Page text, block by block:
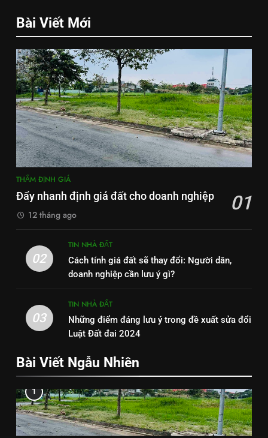
Bài Viết Mới
THẨM ĐỊNH GIÁ
Đẩy nhanh định giá đất cho doanh nghiệp 01
12 tháng ago
02
TIN NHÀ ĐẤT
Cách tính giá đất sẽ thay đổi: Người dân,
doanh nghiệp cần lưu ý gì?
03
TIN NHÀ ĐẤT
Những điểm đáng lưu ý trong đề xuất sửa đổi
Luật Đất đai 2024
Bài Viết Ngẫu Nhiên
1